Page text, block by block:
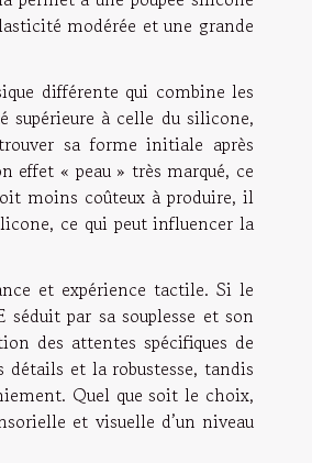
modérée et une grande
différente qui combine les
supérieure à celle du silicone,
sa forme initiale après
effet « peau » très marqué, ce
moins coûteux à produire, il
ce qui peut influencer la
et expérience tactile. Si le
par sa souplesse et son
des attentes spécifiques de
et la robustesse, tandis
Quel que soit le choix,
et visuelle d’un niveau